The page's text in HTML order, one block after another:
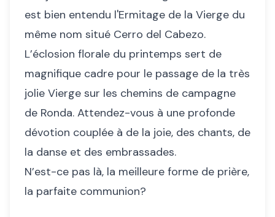
est bien entendu l'Ermitage de la Vierge du
même nom situé Cerro del Cabezo.
L’éclosion florale du printemps sert de
magnifique cadre pour le passage de la très
jolie Vierge sur les chemins de campagne
de Ronda. Attendez-vous à une profonde
dévotion couplée à de la joie, des chants, de
la danse et des embrassades.
N’est-ce pas là, la meilleure forme de prière,
la parfaite communion?